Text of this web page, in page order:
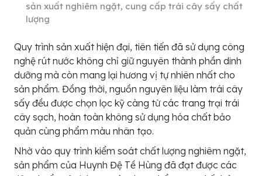
sản xuất nghiêm ngặt, cung cấp trái cây sấy chất
lượng
Quy trình sản xuất hiện đại, tiên tiến đã sử dụng công
nghệ rút nước không chỉ giữ nguyên thành phần dinh
dưỡng mà còn mang lại hương vị tự nhiên nhất cho
sản phẩm. Đồng thời, nguồn nguyên liệu làm trái cây
sấy đều được chọn lọc kỹ càng từ các trang trại trái
cây sạch, hoàn toàn không sử dụng hóa chất bảo
quản cùng phẩm màu nhân tạo.
Nhờ vào quy trình kiểm soát chất lượng nghiêm ngặt,
sản phẩm của Huynh Đệ Tề Hùng đã đạt được các